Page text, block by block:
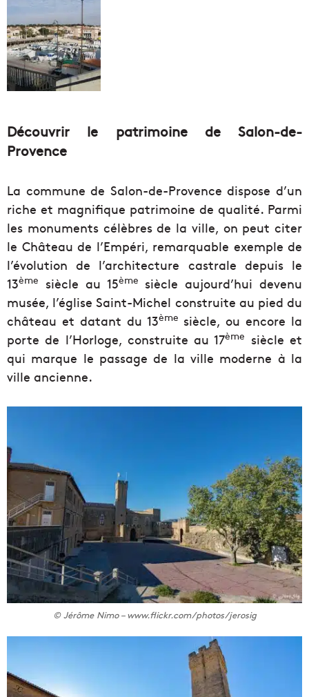
Découvrir le patrimoine de Salon-de-
Provence
La commune de Salon-de-Provence dispose d’un
riche et magnifique patrimoine de qualité. Parmi
les monuments célèbres de la ville, on peut citer
le Château de l’Empéri, remarquable exemple de
l’évolution de l’architecture castrale depuis le
13ème siècle au 15ème siècle aujourd’hui devenu
musée, l’église Saint-Michel construite au pied du
château et datant du 13ème siècle, ou encore la
porte de l’Horloge, construite au 17ème siècle et
qui marque le passage de la ville moderne à la
ville ancienne.
© Jérôme Nimo – www.flickr.com/photos/jerosig